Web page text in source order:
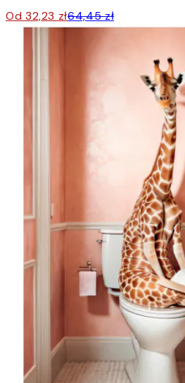
Od 32,23 zł64,45 zł